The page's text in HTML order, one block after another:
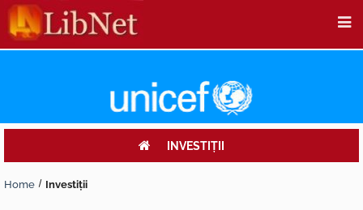
INVESTIŢII
Home Investiţii